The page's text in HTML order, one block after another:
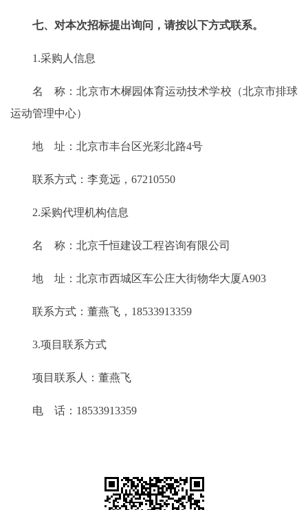
七、对本次招标提出询问，请按以下方式联系。
1.采购人信息
名 称：北京市木樨园体育运动技术学校（北京市排球
运动管理中心）
地 址：北京市丰台区光彩北路4号
联系方式：李竟远，67210550
2.采购代理机构信息
名 称：北京千恒建设工程咨询有限公司
地 址：北京市西城区车公庄大街物华大厦A903
联系方式：董燕飞，18533913359
3.项目联系方式
项目联系人：董燕飞
电 话：18533913359